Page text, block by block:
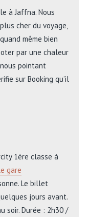
à Jaffna. Nous
cher du voyage,
même bien
par une chaleur
nous pointant
sur Booking qu’il
1ère classe à
gare
Le billet
jours avant.
soir. Durée : 2h30 /